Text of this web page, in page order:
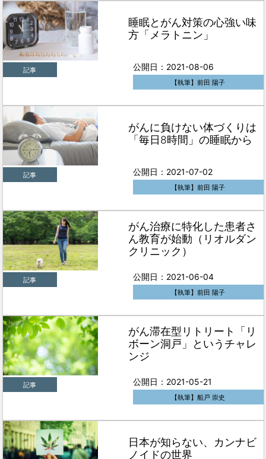
睡眠とがん対策の心強い味
方「メラトニン」
記事 公開日：2021-08-06
【執筆】前田 陽子
がんに負けない体づくりは
「毎日8時間」の睡眠から
記事 公開日：2021-07-02
【執筆】前田 陽子
がん治療に特化した患者さ
ん教育が始動（リオルダン
クリニック）
記事 公開日：2021-06-04
【執筆】前田 陽子
がん滞在型リトリート「リ
ボーン洞戸」というチャレ
ンジ
記事 公開日：2021-05-21
【執筆】船戸 崇史
日本が知らない、カンナビ
ノイドの世界